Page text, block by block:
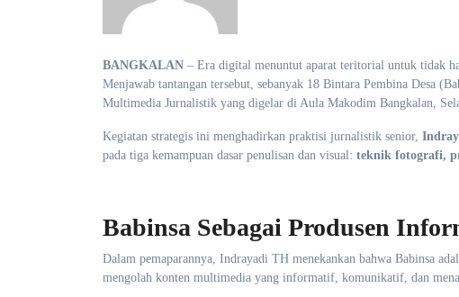
BANGKALAN – Era digital menuntut aparat teritorial untuk tidak
Menjawab tantangan tersebut, sebanyak 18 Bintara Pembina Desa
Multimedia Jurnalistik yang digelar di Aula Makodim Bangkalan,
​Kegiatan strategis ini menghadirkan praktisi jurnalistik senior,
pada tiga kemampuan dasar penulisan dan visual: teknik fotografi,
Babinsa Sebagai Produsen
​Dalam pemaparannya, Indrayadi TH menekankan bahwa Babinsa
mengolah konten multimedia yang informatif, komunikatif, dan